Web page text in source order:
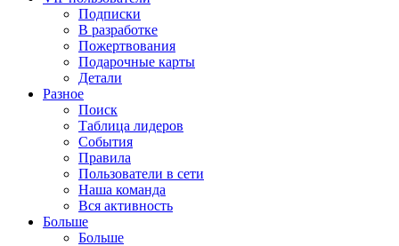
Подписки
В разработке
Пожертвования
Подарочные карты
Детали
Разное
Поиск
Таблица лидеров
События
Правила
Пользователи в сети
Наша команда
Вся активность
Больше
Больше